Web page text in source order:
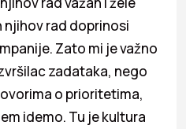
rad doprinosi
Zato mi je važno
zadataka, nego
o prioritetima,
idemo. Tu je kultura